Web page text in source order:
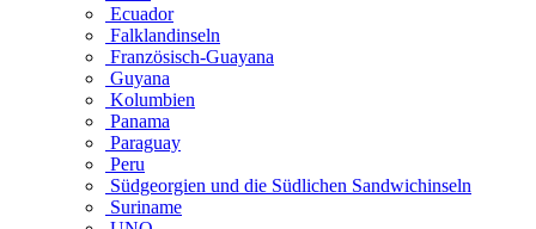
Ecuador
Falklandinseln
Französisch-Guayana
Guyana
Kolumbien
Panama
Paraguay
Peru
Südgeorgien und die Südlichen Sandwichinseln
Suriname